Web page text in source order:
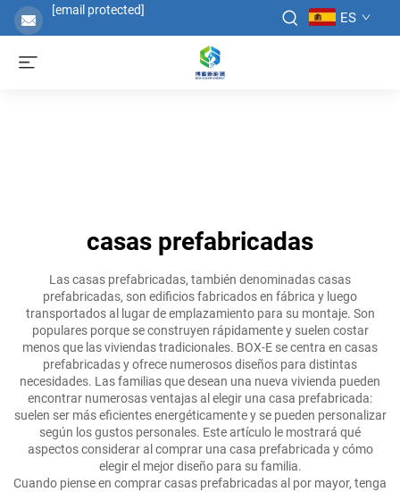
[email protected] ES
casas prefabricadas
Las casas prefabricadas, también denominadas casas
prefabricadas, son edificios fabricados en fábrica y luego
transportados al lugar de emplazamiento para su montaje. Son
populares porque se construyen rápidamente y suelen costar
menos que las viviendas tradicionales. BOX-E se centra en casas
prefabricadas y ofrece numerosos diseños para distintas
necesidades. Las familias que desean una nueva vivienda pueden
encontrar numerosas ventajas al elegir una casa prefabricada:
suelen ser más eficientes energéticamente y se pueden personalizar
según los gustos personales. Este artículo le mostrará qué
aspectos considerar al comprar una casa prefabricada y cómo
elegir el mejor diseño para su familia.
Cuando piense en comprar casas prefabricadas al por mayor, tenga